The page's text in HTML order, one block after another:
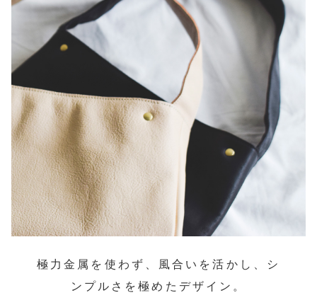
極力金属を使わず、風合いを活かし、シ
ンプルさを極めたデザイン。